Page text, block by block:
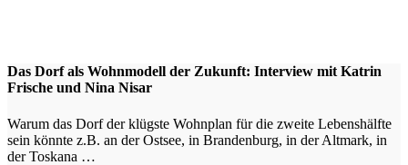
Das Dorf als Wohnmodell der Zukunft: Interview mit Katrin
Frische und Nina Nisar
Warum das Dorf der klügste Wohnplan für die zweite Lebenshälfte
sein könnte z.B. an der Ostsee, in Brandenburg, in der Altmark, in
der Toskana …